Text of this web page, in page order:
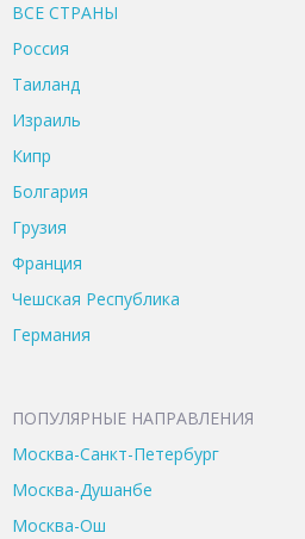
ВСЕ CТРАНЫ
Россия
Таиланд
Израиль
Кипр
Болгария
Грузия
Франция
Чешская Республика
Германия
ПОПУЛЯРНЫЕ НАПРАВЛЕНИЯ
Москва-Санкт-Петербург
Москва-Душанбе
Москва-Ош